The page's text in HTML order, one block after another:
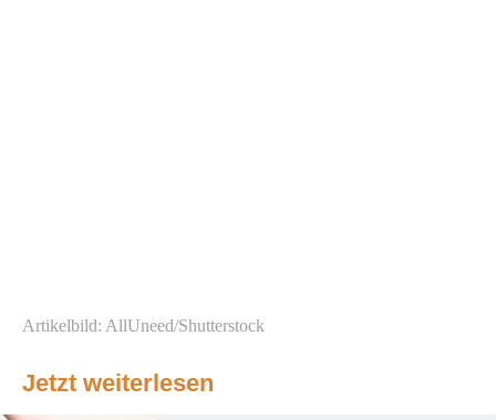
Artikelbild: AllUneed/Shutterstock
Jetzt weiterlesen